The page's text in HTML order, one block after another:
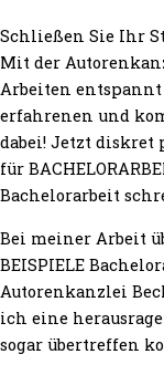
Schließen Sie Ihr
Mit der
Arbeiten
erfahrenen und
dabei! Jetzt diskret
für
Bachelorarbeit
Bei meiner Arbeit
BEISPIELE
Autorenkanzlei
ich eine
sogar übertreffen